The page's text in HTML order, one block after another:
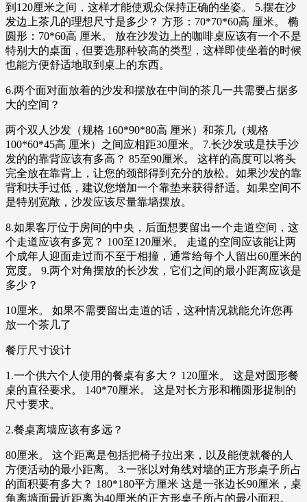
到120厘米之间，这样才能使观众保持正确的坐姿。 5.摆在沙
发边上茶几的理想尺寸是多少？ 方形：70*70*60高 厘米。 椭
圆形：70*60高 厘米。 放在沙发边上的咖啡桌应该有一个不是
特别大的桌面，但要选那种较高的类型，这样即使坐着的时候
也能方便舒适地取到桌上的东西。
6.两个面对面放着的沙发和摆放在中间的茶几一共需要占据多
大的空间？
两个双人沙发（规格 160*90*80高 厘米）和茶几（规格
100*60*45高 厘米）之间应相距30厘米。 7.长沙发或是扶手沙
发的的靠背应该有多高？ 85至90厘米。 这样的高度可以将头
完全放在靠背上，让您的颈部得到充分的放松。如果沙发的靠
背和扶手过低，建议您增加一个靠垫来获得舒适。如果空间不
是特别宽敞，沙发应该尽量靠墙摆放。
8.如果客厅位于房间的中央，后面想要留出一个走道空间，这
个走道应该有多宽？ 100至120厘米。 走道的空间应该能让两
个成年人迎面走过而不至于相撞，通常给每个人留出60厘米的
宽度。 9.两个对角摆放的长沙发，它们之间的最小距离应该是
多少？
10厘米。 如果不需要留出走道的话，这种情况就能允许您再
放一个茶几了
餐厅尺寸设计
1.一个供六个人使用的餐桌有多大？ 120厘米。 这是对圆形餐
桌的直径要求。 140*70厘米。 这是对长方形和椭圆形捉制的
尺寸要求。
2.餐桌离墙应该有多远？
80厘米。 这个距离是包括把椅子拉出来，以及能使就餐的人
方便活动的最小距离。 3.一张以对角线对墙的正方形桌子所占
的面积要有多大？ 180*180平方厘米 这是一张边长90厘米，桌
角离墙面最近距离为40厘米的正方形桌子所占的最小面积。